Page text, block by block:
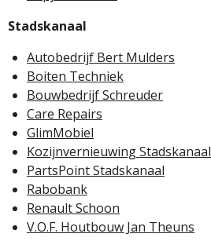
Stadskanaal
Autobedrijf Bert Mulders
Boiten Techniek
Bouwbedrijf Schreuder
Care Repairs
GlimMobiel
Kozijnvernieuwing Stadskanaal
PartsPoint Stadskanaal
Rabobank
Renault Schoon
V.O.F. Houtbouw Jan Theuns